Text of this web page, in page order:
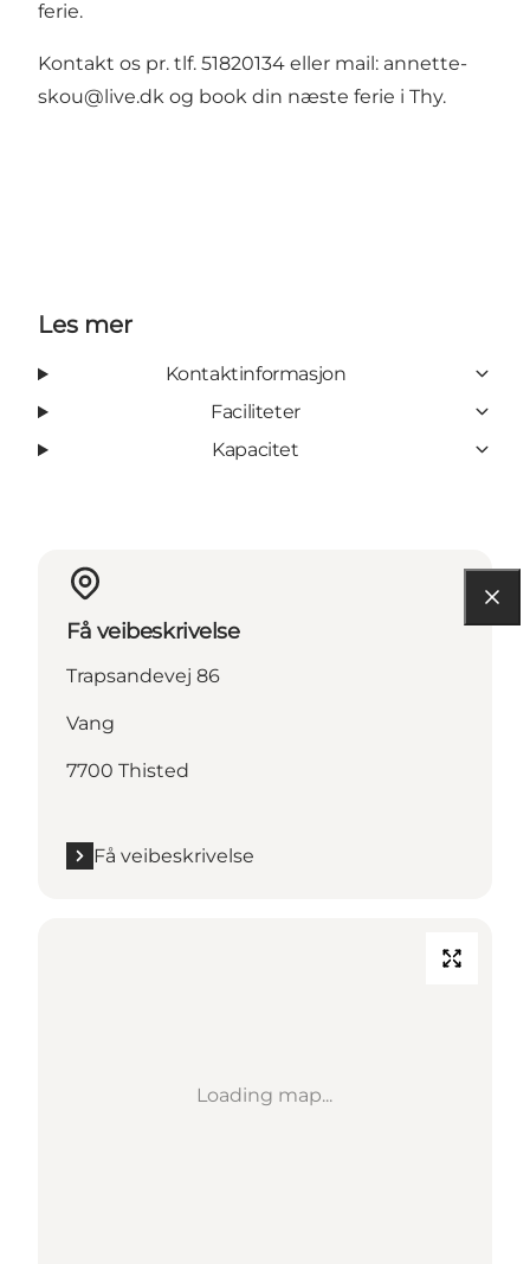
ferie.
Kontakt os pr. tlf. 51820134 eller mail: annette-
skou@live.dk og book din næste ferie i Thy.
Les mer
Kontaktinformasjon
Faciliteter
Kapacitet
Få veibeskrivelse
Trapsandevej 86
Vang
7700 Thisted
Få veibeskrivelse
Loading map...